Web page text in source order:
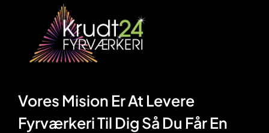
Vores Mision Er At Levere
Fyrværkeri Til Dig Så Du Får En